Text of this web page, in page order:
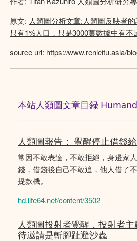
原文: 人類圖分析文章:人類圖反映者
只有1%人口，只是3000萬數據中有不
source url: https://www.renleitu.asia/
本站人類圖文章目録
人類圖報告： 覺醒停止借錢
常因不敢表達，不敢拒絕，身邊家
錢，借錢後自己不敢追，他人借了
提款機。
hd.life64.net/content/3502
人類圖投射者覺醒，投射者
待邀請是斬腳趾避沙蟲